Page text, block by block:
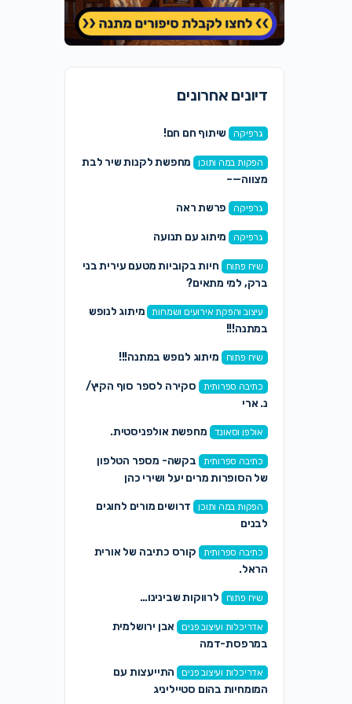
דיונים אחרונים
גרפיקה שיתוף חם חם!
הפקות במה ותוכן
מחפשת לקנות שיר לבת
מצווה—–
גרפיקה פרשת ראה
גרפיקה מיתוג עם תנועה
שיח פתוח
חיות בקוביות מטעם עירית בני
ברק, למי מתאים?
עיצוב והפקת אירועים ושמחות
מיתוג לנופש
במתנה!!!
שיח פתוח מיתוג לנופש במתנה!!!
כתיבה ספרותית
סקירה לספר סוף הקיץ/
נ. ארי
אולפן וסאונד מחפשת אולפניסטית.
כתיבה ספרותית
בקשה- מספר הטלפון
של הסופרות מרים יעל ושירי כהן
הפקות במה ותוכן
דרושים מורים לחוגים
לבנים
כתיבה ספרותית
קורס כתיבה של אורית
הראל.
שיח פתוח לרווקות שבינינו…
אדריכלות ועיצוב פנים
אבן ירושלמית
במרפסת-דמה
אדריכלות ועיצוב פנים
התייעצות עם
המומחיות בהום סטייליניג